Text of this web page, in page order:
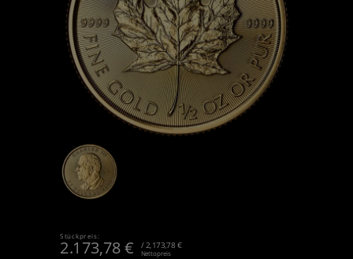
Stückpreis:
2.173,78€ / 2,173,78 €
Nettopreis